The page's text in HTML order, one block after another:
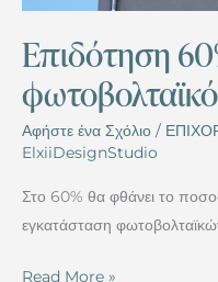
Επιδότηση
Αφήστε ένα Σχόλιο /
ElxiiDesignStudio
Στο 60% θα φθάνει το
εγκατάσταση
Read More »